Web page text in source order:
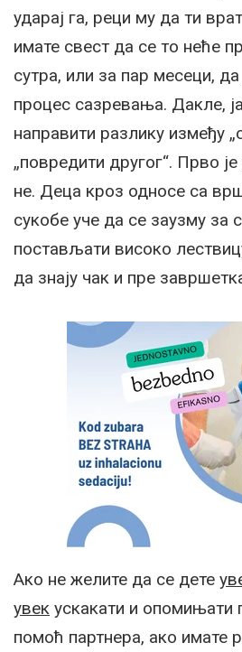
ударај га, реци му да ти
имате свест да се то неће
сутра, или за пар месеци,
процес сазревања. Дакле,
направити разлику између
„повредити другог“. Прво
не. Деца кроз односе са
сукобе уче да се заузму за
постављати високо
да знају чак и пре
Ако не желите да се дете
увек ускакати и опомињати
помоћ партнера, ако имате